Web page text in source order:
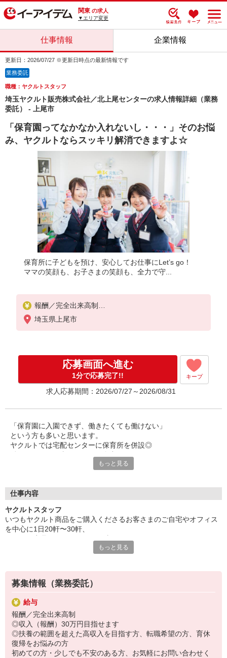
関東 の求人
▼エリア変更
仕事情報 企業情報
更新日：2026/07/27 ※更新日時点の最新情報です
業務委託
職種：ヤクルトスタッフ
埼玉ヤクルト販売株式会社／北上尾センターの求人情報詳細（業務
委託） - 上尾市
「保育園ってなかなか入れないし・・・」そのお悩
み、ヤクルトならスッキリ解消できますよ☆
保育所に子どもを預け、安心してお仕事にLet’s go！
ママの笑顔も、お子さまの笑顔も、全力で守...
報酬／完全出来高制
◎収入（報酬）30万円目指せます
◎扶養の範囲を超えた高収入を目指す方、転職希望
い合わせください！
・月収（報酬）：20万円から
※収入補償期間／2ヶ月間
※収入（報酬）補償1日：5,705円
※研修期間／本社研修4日間
収入保障期間：2か月
埼玉県上尾市
応募画面へ進む
1分で応募完了!! キープ
求人応募期間：2026/07/27～2026/08/31
「保育園に入園できず、働きたくても働けない」
という方も多いと思います。
ヤクルトでは宅配センターに保育所を併設◎
（または近くに設置しています）
家計にやさしい保育料も、嬉しいポイント♪
頑張った分がきちんと収入につながるシステムがあります。
少人数保育のため、大切なお子さまひとりひとりに、
きめ細かい対応をいたします。
ママもお子さまも安心できる環境です！
もっと見る
仕事内容
ヤクルトスタッフ
いつもヤクルト商品をご購入くださるお客さまのご自宅やオフィス
を中心に1日20軒〜30軒、
商品を通じてお客さまとふれあう楽しさ、健康的な生活にお役立ち
す！
〜ヤクルトスタッフの1日〜
2児の母として仕事と家庭の両立をしているHさん。
実際のワークスタイルを、一例としてご紹介いたします！
※時間は地域によって異なります。
8:10 保育所にお子さまをお預け
8:20 宅配センターに到着、お届けの準備
8:30 朝礼が終わったら出発
もっと見る
募集情報（業務委託）
給与
報酬／完全出来高制
◎収入（報酬）30万円目指せます
◎扶養の範囲を超えた高収入を目指す方、転職希望の方、育休
復帰をお悩みの方
初めての方・少しでも不安のある方、お気軽にお問い合わせく